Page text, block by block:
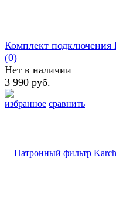
избранное сравнить
Комплект
(0)
Нет в наличии
3 990 руб.